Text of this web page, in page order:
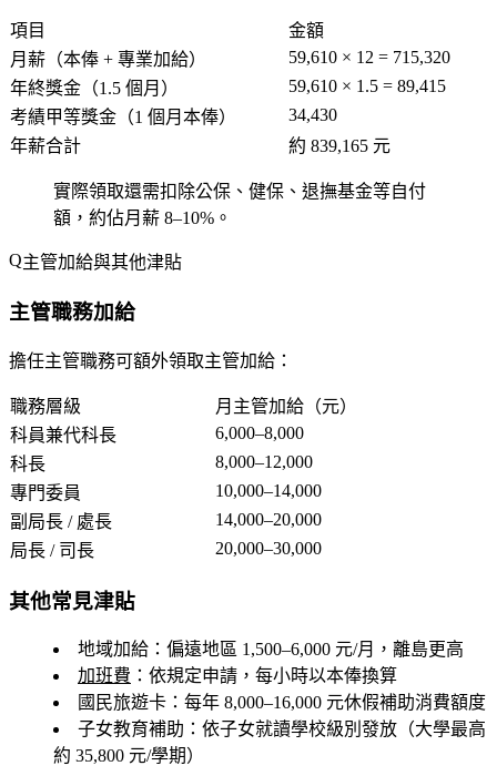
項目
金額
月薪（本俸 + 專業加給）
59,610 × 12 = 715,320
年終獎金（1.5 個月）
59,610 × 1.5 = 89,415
考績甲等獎金（1 個月本俸）
34,430
年薪合計
約 839,165 元
實際領取還需扣除公保、健保、退撫基金等自付
額，約佔月薪 8–10%。
主管加給與其他津貼
主管職務加給
擔任主管職務可額外領取主管加給：
職務層級
月主管加給（元）
科員兼代科長
6,000–8,000
科長
8,000–12,000
專門委員
10,000–14,000
副局長 / 處長
14,000–20,000
局長 / 司長
20,000–30,000
其他常見津貼
地域加給 ：偏遠地區 1,500–6,000 元/月，離島更高
加班費 ：依規定申請，每小時以本俸換算
國民旅遊卡 ：每年 8,000–16,000 元休假補助消費額度
子女教育補助 ：依子女就讀學校級別發放（大學最高
約 35,800 元/學期）